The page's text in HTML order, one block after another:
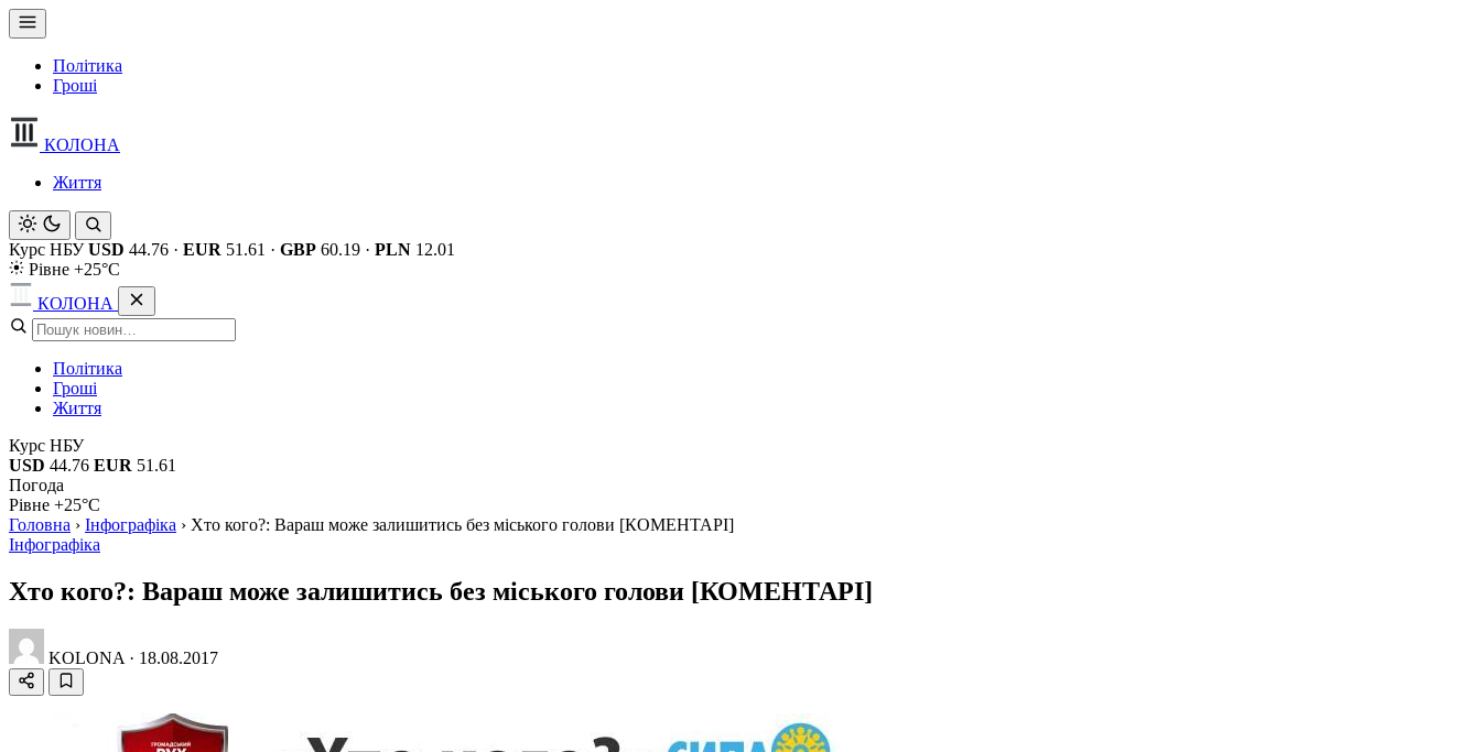
Політика
Гроші
КОЛОНА
Життя
Курс НБУ USD 44.76 · EUR 51.61 · GBP 60.19 · PLN 12.01
Рівне +25°C
КОЛОНА
Політика
Гроші
Життя
Курс НБУ
USD 44.76 EUR 51.61
Погода
Рівне +25°C
Головна › Інфографіка › Хто кого?: Вараш може залишитись без міського голови [КОМЕНТАРІ]
Інфографіка
Хто кого?: Вараш може залишитись без міського голови [КОМЕНТАРІ]
KOLONA · 18.08.2017